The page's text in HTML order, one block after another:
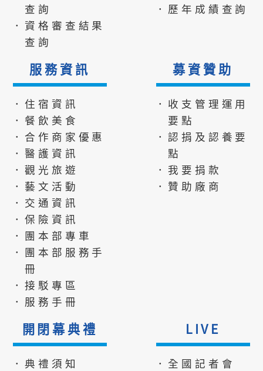
查詢
．資格審查結果
查詢
．歷年成績查詢
服務資訊
．住宿資訊
．餐飲美食
．合作商家優惠
．醫護資訊
．觀光旅遊
．藝文活動
．交通資訊
．保險資訊
．團本部專車
．團本部服務手
冊
．接駁專區
．服務手冊
募資贊助
．收支管理運用
要點
．認捐及認養要
點
．我要捐款
．贊助廠商
開閉幕典禮
．典禮須知
LIVE
．全國記者會